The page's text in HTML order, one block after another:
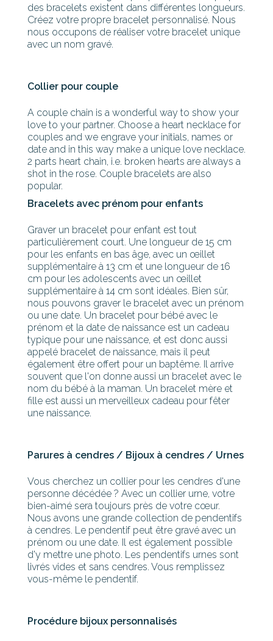
des bracelets existent dans différentes longueurs.
Créez votre propre bracelet personnalisé. Nous
nous occupons de réaliser votre bracelet unique
avec un nom gravé.
Collier pour couple
A couple chain is a wonderful way to show your
love to your partner. Choose a heart necklace for
couples and we engrave your initials, names or
date and in this way make a unique love necklace.
2 parts heart chain, i.e. broken hearts are always a
shot in the rose. Couple bracelets are also
popular.
Bracelets avec prénom pour enfants
Graver un bracelet pour enfant est tout
particulièrement court. Une longueur de 15 cm
pour les enfants en bas âge, avec un œillet
supplémentaire à 13 cm et une longueur de 16
cm pour les adolescents avec un œillet
supplémentaire à 14 cm sont idéales. Bien sûr,
nous pouvons graver le bracelet avec un prénom
ou une date. Un bracelet pour bébé avec le
prénom et la date de naissance est un cadeau
typique pour une naissance, et est donc aussi
appelé bracelet de naissance, mais il peut
également être offert pour un baptême. Il arrive
souvent que l'on donne aussi un bracelet avec le
nom du bébé à la maman. Un bracelet mère et
fille est aussi un merveilleux cadeau pour fêter
une naissance.
Parures à cendres / Bijoux à cendres / Urnes
Vous cherchez un collier pour les cendres d'une
personne décédée ? Avec un collier urne, votre
bien-aimé sera toujours près de votre cœur.
Nous avons une grande collection de pendentifs
à cendres. Le pendentif peut être gravé avec un
prénom ou une date. Il est également possible
d'y mettre une photo. Les pendentifs urnes sont
livrés vides et sans cendres. Vous remplissez
vous-même le pendentif.
Procédure bijoux personnalisés